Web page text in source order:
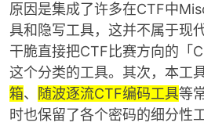
原因是集成了许多在CTF中
具和隐写工具，这并不属于现
干脆直接把CTF比赛方向的「
这个分类的工具。其次，本工
箱、 随波逐流CTF编码工具等
时也保留了各个密码的细分性